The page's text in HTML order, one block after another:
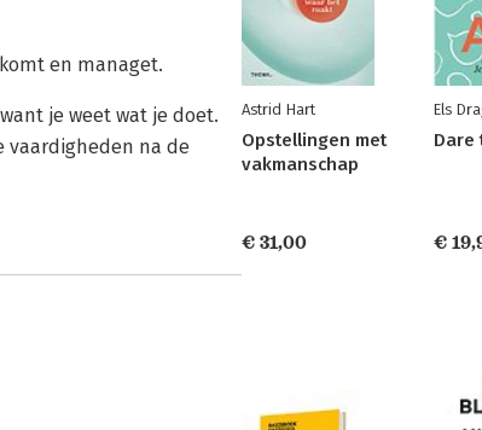
en managet.
je weet wat je doet.
vaardigheden na de
Astrid Hart
Opstellingen met
vakmanschap
€ 31,00
Els
Dare
€